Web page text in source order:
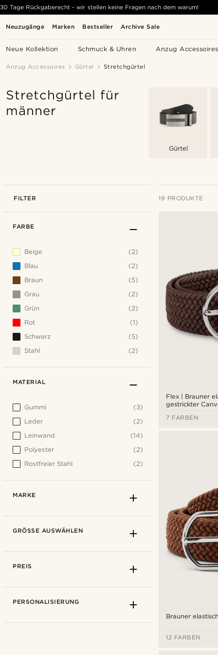
Neuzugänge Marken Bestseller Archive Sale
Neue Kollektion Schmuck & Uhren Anzug Accessoires
30 Tage Rückgaberecht - wir stellen keine Fragen nach dem warum!
Anzug Accessoires Gürtel Stretchgürtel
Stretchgürtel für
männer
Gürtel
FILTER 19 PRODUKTE
Flex | Brauner
gestrickter
7 FARBEN
Brauner
12 FARBEN
FARBE
Beige
(2)
Blau
(2)
Braun
(5)
Grau
(2)
Grün
(2)
Rot
(1)
Schwarz
(5)
Stahl
(2)
MATERIAL
Gummi
(3)
Leder
(2)
Leinwand
(14)
Polyester
(2)
Rostfreier Stahl
(2)
MARKE
GRÖSSE AUSWÄHLEN
PREIS
PERSONALISIERUNG